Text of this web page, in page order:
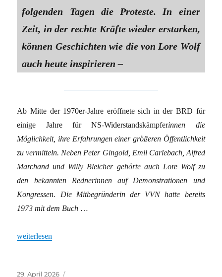
folgenden Tagen die Proteste. In einer
Zeit, in der rechte Kräfte wieder erstarken,
können Geschichten wie die von Lore Wolf
auch heute inspirieren –
Ab Mitte der 1970er-Jahre eröffnete sich in der BRD für
einige Jahre für NS-Widerstandskämpferinnen die
Möglichkeit, ihre Erfahrungen einer größeren Öffentlichkeit
zu vermitteln. Neben Peter Gingold, Emil Carlebach, Alfred
Marchand und Willy Bleicher gehörte auch Lore Wolf zu
den bekannten Rednerinnen auf Demonstrationen und
Kongressen. Die Mitbegründerin der VVN hatte bereits
1973 mit dem Buch …
„Erinnern heißt kämpfen“
weiterlesen
Veröffentlicht
29. April 2026